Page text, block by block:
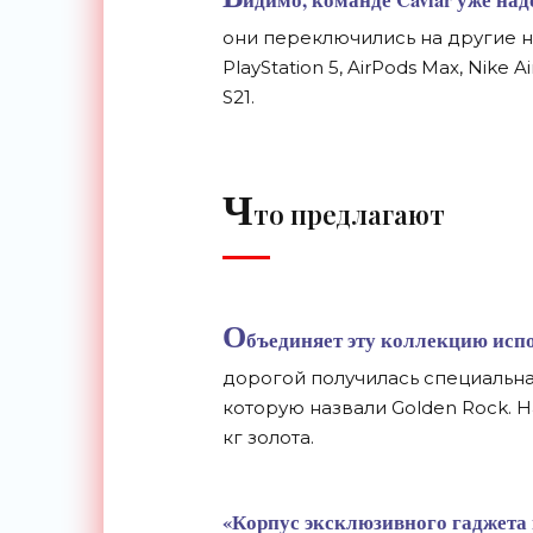
они переключились на другие
PlayStation 5, AirPods Max, Nike
S21.
Что предлагают
Объединяет эту коллекцию
дорогой получилась
которую назвали Golden Rock.
кг золота.
«Корпус эксклюзивного